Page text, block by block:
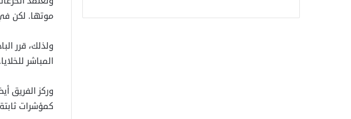
موتها. لكن
المباشر للخلايا.
وركز الفريق
كمؤشرات